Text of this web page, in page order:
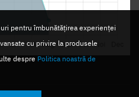
pentru îmbunătățirea experienței
cu privire la produsele
despre Politica noastră de